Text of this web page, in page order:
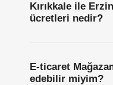
Kırıkkale ile
ücretleri nedir?
E-ticaret
edebilir miyim?